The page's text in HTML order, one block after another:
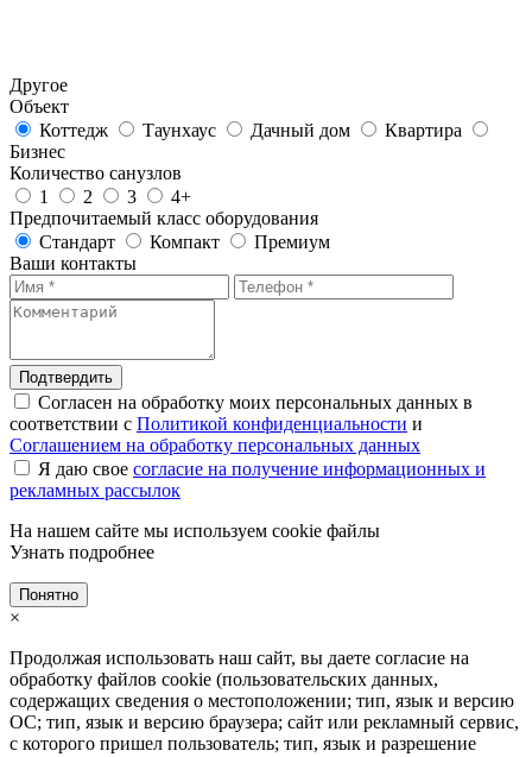
Другое
Объект
Коттедж
Таунхаус Дачный дом
Квартира
Бизнес
Количество санузлов
1
2 3
4+
Предпочитаемый класс оборудования
Стандарт
Компакт
Премиум
Ваши контакты
Подтвердить
Согласен на обработку моих персональных данных в
соответствии с Политикой конфиденциальности и
Соглашением на обработку персональных данных
Я даю свое согласие на получение информационных и
рекламных рассылок
На нашем сайте мы используем cookie файлы
Узнать подробнее
Понятно
×
Продолжая использовать наш сайт, вы даете согласие на
обработку файлов cookie (пользовательских данных,
содержащих сведения о местоположении; тип, язык и версию
ОС; тип, язык и версию браузера; сайт или рекламный сервис,
с которого пришел пользователь; тип, язык и разрешение